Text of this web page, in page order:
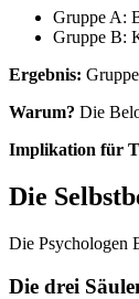
Gruppe A:
Gruppe B:
Ergebnis:
Warum? Die
Implikation für
Die
Die Psychologen
Die drei